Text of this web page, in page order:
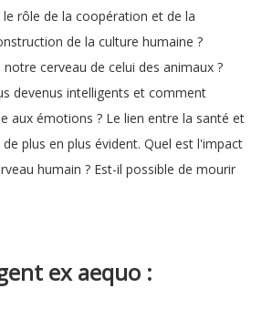
rôle de la coopération et de la
de la culture humaine ?
cerveau de celui des animaux ?
devenus intelligents et comment
aux émotions ? Le lien entre la santé et
plus en plus évident. Quel est l'impact
humain ? Est-il possible de mourir
ex aequo :